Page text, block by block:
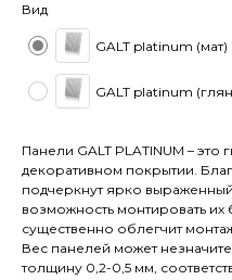
Вид
GALT platinum (мат)
GALT platinum
Панели GALT PLATINUM –
декоративном покрытии.
подчеркнут ярко
возможность монтировать
существенно облегчит
Вес панелей может
толщину 0,2-0,5 мм,